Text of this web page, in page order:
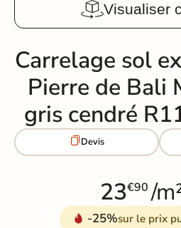
Visualiser
Carrelage sol
Pierre de Bali
gris cendré
Devis
23€90 /
-25%sur le prix